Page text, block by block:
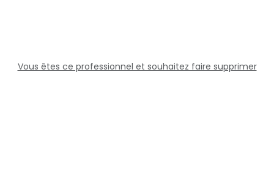
Vous êtes ce professionnel et souhaitez faire supprimer